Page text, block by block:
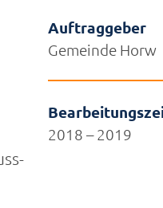
Auftraggeber
Gemeinde Horw
2018 – 2019